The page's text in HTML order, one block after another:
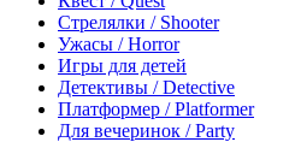
Стрелялки / Shooter
Ужасы / Horror
Игры для детей
Детективы / Detective
Платформер / Platformer
Для вечеринок / Party